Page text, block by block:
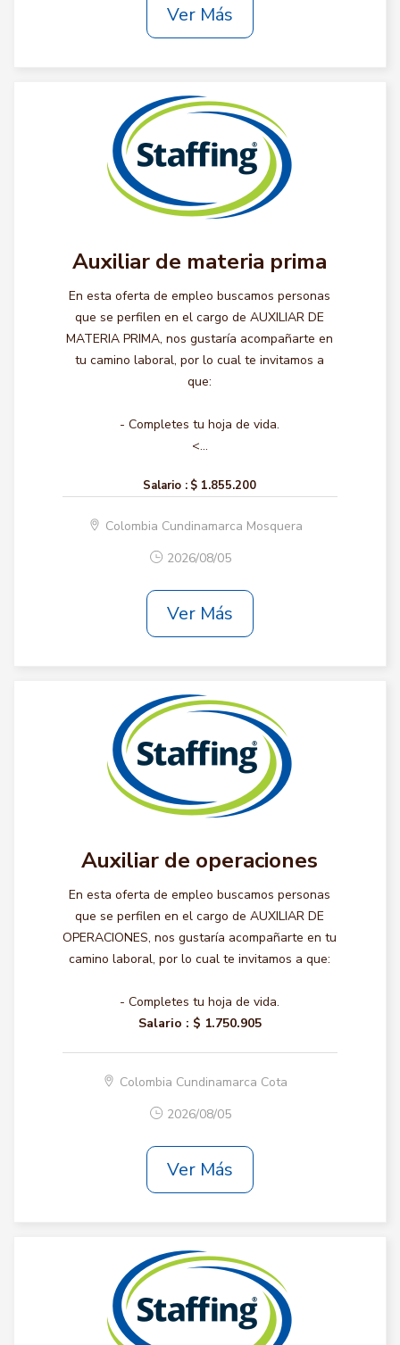
Ver Más
Auxiliar de materia prima
En esta oferta de empleo buscamos personas
que se perfilen en el cargo de AUXILIAR DE
MATERIA PRIMA, nos gustaría acompañarte en
tu camino laboral, por lo cual te invitamos a
que:
- Completes tu hoja de vida.
<...
Salario : $ 1.855.200
Colombia Cundinamarca Mosquera
2026/08/05
Ver Más
Auxiliar de operaciones
En esta oferta de empleo buscamos personas
que se perfilen en el cargo de AUXILIAR DE
OPERACIONES, nos gustaría acompañarte en tu
camino laboral, por lo cual te invitamos a que:
- Completes tu hoja de vida.
Salario : $ 1.750.905
Colombia Cundinamarca Cota
2026/08/05
Ver Más